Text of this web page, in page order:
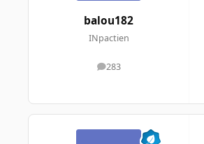
balou182
INpactien
283
messages